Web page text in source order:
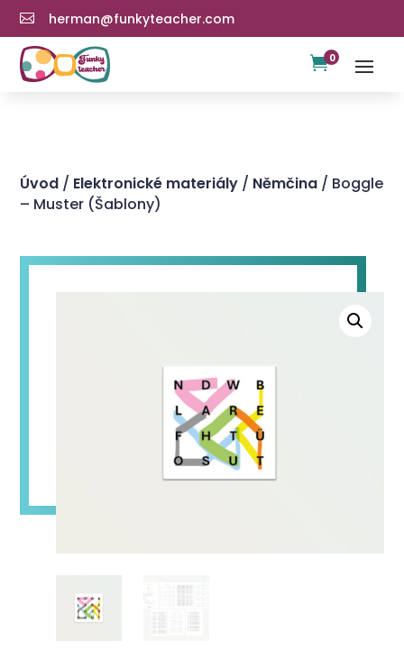
 herman@funkyteacher.com
0
Úvod / Elektronické materiály / Němčina / Boggle
– Muster (Šablony)